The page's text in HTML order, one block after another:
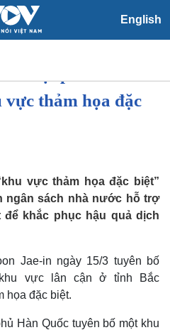
English
Giáo dục
Dấu ấn VOV
Việc làm
vực thảm họa đặc
vực thảm họa đặc biệt”
ngân sách nhà nước hỗ trợ
để khắc phục hậu quả dịch
Jae-in ngày 15/3 tuyên bố
vực lân cận ở tỉnh Bắc
họa đặc biệt.
Hàn Quốc tuyên bố một khu